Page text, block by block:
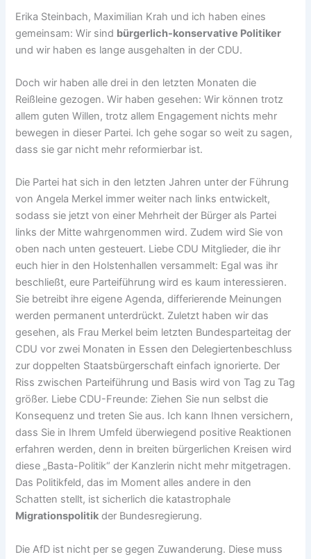
Erika Steinbach, Maximilian Krah und ich haben eines
gemeinsam: Wir sind bürgerlich-konservative Politiker
und wir haben es lange ausgehalten in der CDU.
Doch wir haben alle drei in den letzten Monaten die
Reißleine gezogen. Wir haben gesehen: Wir können trotz
allem guten Willen, trotz allem Engagement nichts mehr
bewegen in dieser Partei. Ich gehe sogar so weit zu sagen,
dass sie gar nicht mehr reformierbar ist.
Die Partei hat sich in den letzten Jahren unter der Führung
von Angela Merkel immer weiter nach links entwickelt,
sodass sie jetzt von einer Mehrheit der Bürger als Partei
links der Mitte wahrgenommen wird. Zudem wird Sie von
oben nach unten gesteuert. Liebe CDU Mitglieder, die ihr
euch hier in den Holstenhallen versammelt: Egal was ihr
beschließt, eure Parteiführung wird es kaum interessieren.
Sie betreibt ihre eigene Agenda, differierende Meinungen
werden permanent unterdrückt. Zuletzt haben wir das
gesehen, als Frau Merkel beim letzten Bundesparteitag der
CDU vor zwei Monaten in Essen den Delegiertenbeschluss
zur doppelten Staatsbürgerschaft einfach ignorierte. Der
Riss zwischen Parteiführung und Basis wird von Tag zu Tag
größer. Liebe CDU-Freunde: Ziehen Sie nun selbst die
Konsequenz und treten Sie aus. Ich kann Ihnen versichern,
dass Sie in Ihrem Umfeld überwiegend positive Reaktionen
erfahren werden, denn in breiten bürgerlichen Kreisen wird
diese „Basta-Politik“ der Kanzlerin nicht mehr mitgetragen.
Das Politikfeld, das im Moment alles andere in den
Schatten stellt, ist sicherlich die katastrophale
Migrationspolitik der Bundesregierung.
Die AfD ist nicht per se gegen Zuwanderung. Diese muss